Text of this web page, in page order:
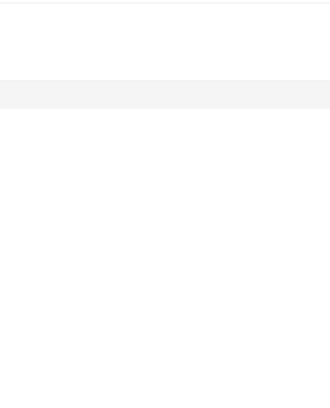
爱好者中拥有广泛的群众